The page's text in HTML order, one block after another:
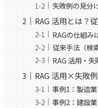
失敗例の見分
RAG 活用とは？
RAGの仕組
従来手法（検
RAG 活用・
RAG 活用×失敗
事例1：製造
事例2：建設